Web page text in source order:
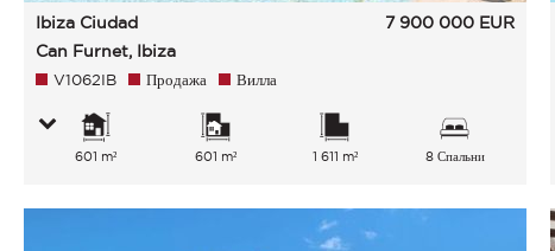
Ibiza Ciudad
Can Furnet, Ibiza
7 900 000 EUR
V1062IB Продажа Вилла
601 m² 601 m² 1 611 m² 8 Спальни